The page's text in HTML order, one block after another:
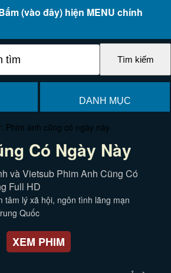
(vào đây) hiện MENU chính
DANH MỤC
Có Ngày Này
và Vietsub Phim Anh Cũng Có
Full HD
tâm lý xã hội, ngôn tình lãng mạn
Quốc
XEM PHIM